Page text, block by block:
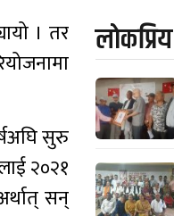
। तर
सुरु
२०२१
सन्
लाेकप्रिय